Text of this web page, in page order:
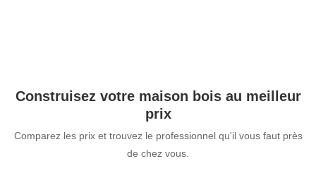
Construisez votre maison bois au meilleur
prix
Comparez les prix et trouvez le professionnel qu'il vous faut près
de chez vous.